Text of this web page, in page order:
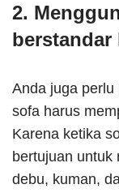
2.
berstandar
Anda juga perlu
sofa harus
Karena ketika
bertujuan untuk
debu, kuman,